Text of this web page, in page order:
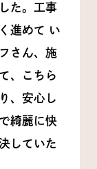
た。工事
進めて い
さん、施
、こちら
、安心し
綺麗に快
していた